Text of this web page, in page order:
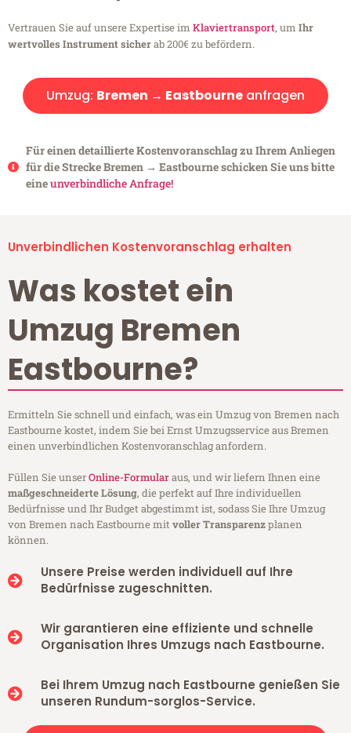
Vertrauen Sie auf unsere Expertise im Klaviertransport, um Ihr
wertvolles Instrument sicherab 200€ zu befördern.
Umzug: Bremen → Eastbourne anfragen
Für einen detaillierte Kostenvoranschlag zu Ihrem Anliegen
für die Strecke Bremen → Eastbourne schicken Sie uns bitte
eineunverbindliche Anfrage!
Unverbindlichen Kostenvoranschlag erhalten
Was kostet ein
Umzug Bremen
Eastbourne?
Ermitteln Sie schnell und einfach, was ein Umzug von Bremen nach
Eastbourne kostet, indem Sie bei Ernst Umzugsservice aus Bremen
einen unverbindlichen Kostenvoranschlag anfordern.
Füllen Sie unserOnline-Formularaus, und wir liefern Ihnen eine
maßgeschneiderte Lösung, die perfekt auf Ihre individuellen
Bedürfnisse und Ihr Budget abgestimmt ist, sodass Sie Ihre Umzug
von Bremen nach Eastbourne mitvoller Transparenzplanen
können.
Unsere Preise werden individuell auf Ihre
Bedürfnisse zugeschnitten.
Wir garantieren eine effiziente und schnelle
Organisation Ihres Umzugs nach Eastbourne.
Bei Ihrem Umzug nach Eastbourne genießen Sie
unseren Rundum-sorglos-Service.